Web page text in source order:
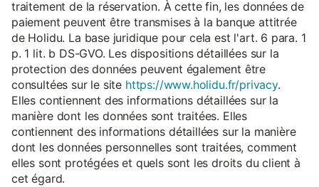
traitement de la réservation. À cette fin, les données de
paiement peuvent être transmises à la banque attitrée
de Holidu. La base juridique pour cela est l'art. 6 para. 1
p. 1 lit. b DS-GVO. Les dispositions détaillées sur la
protection des données peuvent également être
consultées sur le site https://www.holidu.fr/privacy.
Elles contiennent des informations détaillées sur la
manière dont les données sont traitées. Elles
contiennent des informations détaillées sur la manière
dont les données personnelles sont traitées, comment
elles sont protégées et quels sont les droits du client à
cet égard.